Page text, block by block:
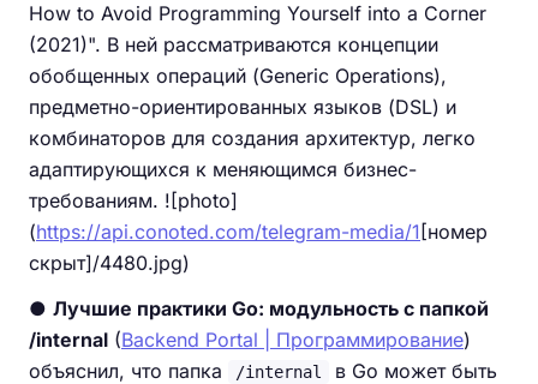
How to Avoid Programming Yourself into a Corner
(2021)". В ней рассматриваются концепции
обобщенных операций (Generic Operations),
предметно-ориентированных языков (DSL) и
комбинаторов для создания архитектур, легко
адаптирующихся к меняющимся бизнес-
требованиям. ![photo]
(https://api.conoted.com/telegram-media/1 [номер
скрыт]/4480.jpg)
● Лучшие практики Go: модульность с папкой
/internal (Backend Portal | Программирование)
объяснил, что папка
/internal
в Go может быть